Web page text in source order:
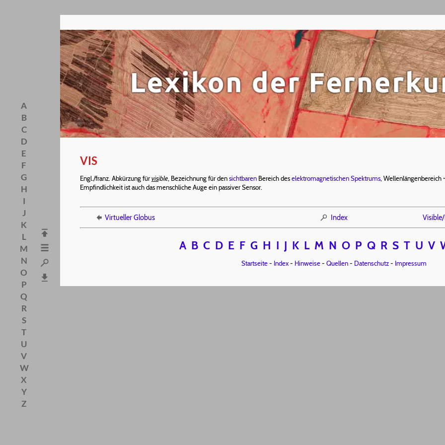
A
B
C
D
E
F
G
H
I
J
K
L
M
N
O
P
Q
R
S
T
U
V
W
X
Y
Z
VIS
Engl./franz. Abkürzung fürvisible, Bezeichnung für densichtbaren Bereich deselektromagnetischen Spektrums,
Empfindlichkeit ist auch das menschliche Auge ein passiver Sensor.
Virtueller Globus Index
A B C D E F G H I J K L M N O P Q R S T U V
Startseite- Index- Hinweise- Quellen- Datenschutz- Impressum